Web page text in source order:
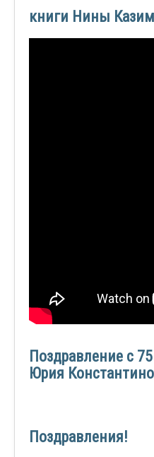
книги Нины
Поздравление с
Юрия
Поздравления!